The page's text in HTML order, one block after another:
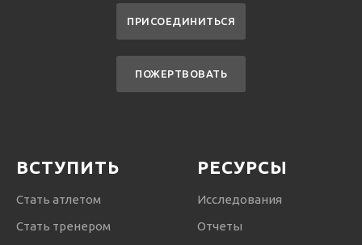
ПРИСОЕДИНИТЬСЯ
ПОЖЕРТВОВАТЬ
ВСТУПИТЬ
Стать атлетом
Стать тренером
РЕСУРСЫ
Исследования
Отчеты